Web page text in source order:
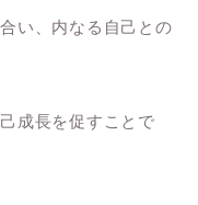
い、内なる自己との
成長を促すことで